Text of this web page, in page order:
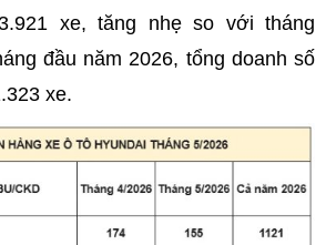
xe, tăng nhẹ so với tháng
đầu năm 2026, tổng doanh số
xe.